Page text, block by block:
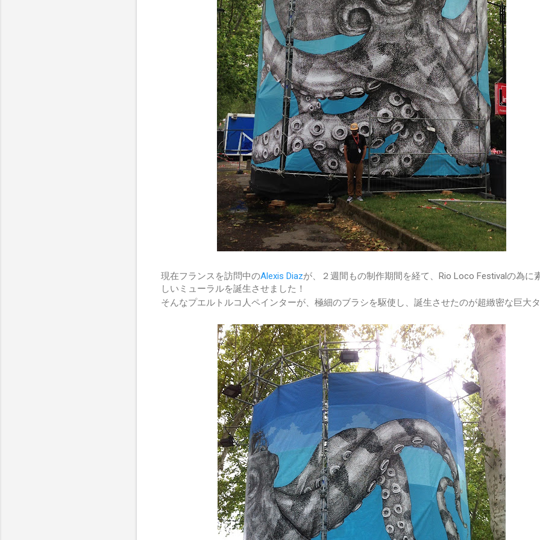
現在フランスを訪問中のAlexis Diazが、２週間もの制作期間を経て、Rio Loco Festivalの為に
しいミューラルを誕生させました！
そんなプエルトルコ人ペインターが、極細のブラシを駆使し、誕生させたのが超緻密な巨大タ